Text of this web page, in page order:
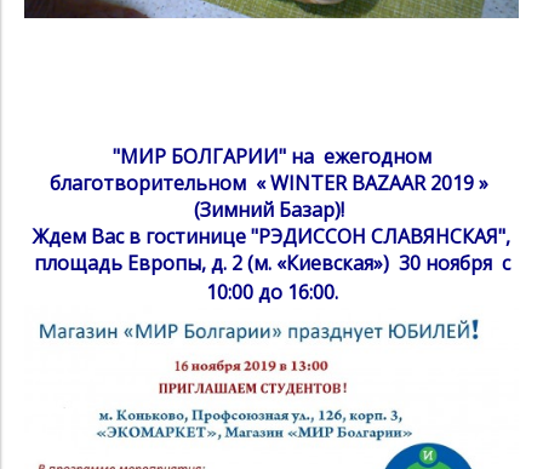
"МИР БОЛГАРИИ" на ежегодном
благотворительном « WINTER BAZAAR 2019 »
(Зимний Базар)!
Ждем Вас в гостинице "РЭДИССОН СЛАВЯНСКАЯ",
площадь Европы, д. 2 (м. «Киевская») 30 ноября с
10:00 до 16:00.